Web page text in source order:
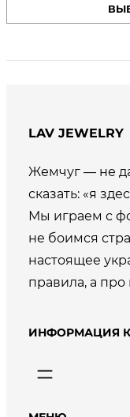
LAV JEWELRY
Жемчуг — не
сказать: «я
Мы играем с
не боимся
настоящее
правила, а про
ИНФОРМАЦИЯ